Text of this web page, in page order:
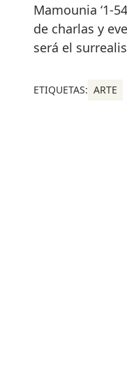
Mamounia ‘1-
de charlas y
será el
ETIQUETAS: ARTE